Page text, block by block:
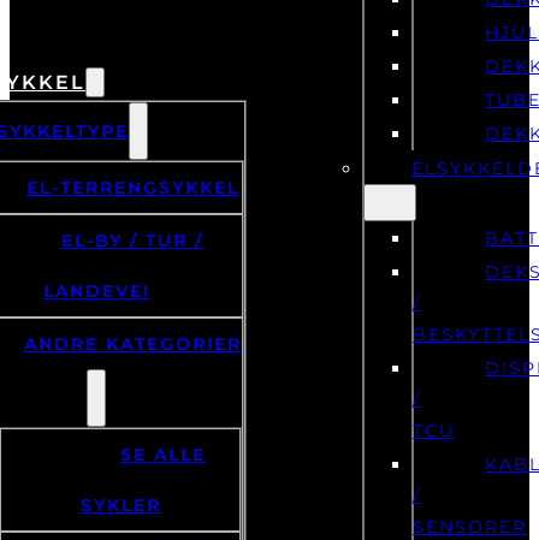
EL-TERRENGSYKKEL
EL-BY / TUR /
LANDEVEI
ANDRE KATEGORIER
SE ALLE
SYKLER
HJUL
/
/
TCU
/
SENSORER